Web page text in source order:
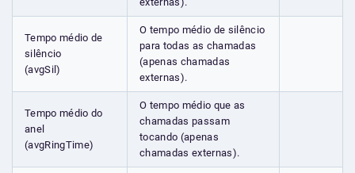
Tempo médio de
silêncio
(avgSil)
O tempo médio de silêncio
para todas as chamadas
(apenas chamadas
externas).
Tempo médio do
anel
(avgRingTime)
O tempo médio que as
chamadas passam
tocando (apenas
chamadas externas).